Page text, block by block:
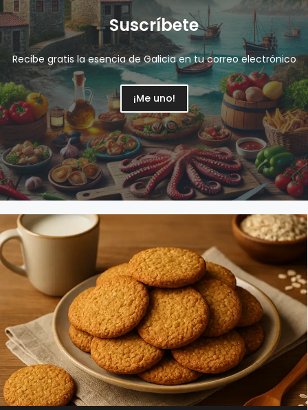
Suscríbete
Recibe gratis la esencia de Galicia en tu correo electrónico
¡Me uno!